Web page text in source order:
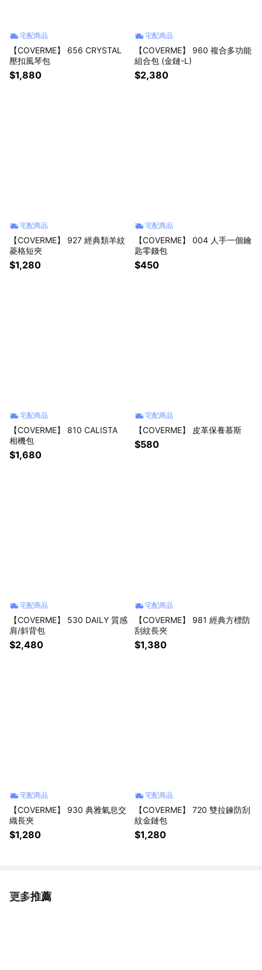
宅配商品
【COVERME】 656 CRYSTAL
壓扣風琴包
$1,880
宅配商品
【COVERME】 960 複合多功能
組合包 (金鏈-L)
$2,380
宅配商品
【COVERME】 927 經典類羊紋
菱格短夾
$1,280
宅配商品
【COVERME】 004 人手一個鑰
匙零錢包
$450
宅配商品
【COVERME】 810 CALISTA
相機包
$1,680
宅配商品
【COVERME】 皮革保養慕斯
$580
宅配商品
【COVERME】 530 DAILY 質感
肩/斜背包
$2,480
宅配商品
【COVERME】 981 經典方標防
刮紋長夾
$1,380
宅配商品
【COVERME】 930 典雅氣息交
織長夾
$1,280
宅配商品
【COVERME】 720 雙拉鍊防刮
紋金鏈包
$1,280
更多推薦
看更多